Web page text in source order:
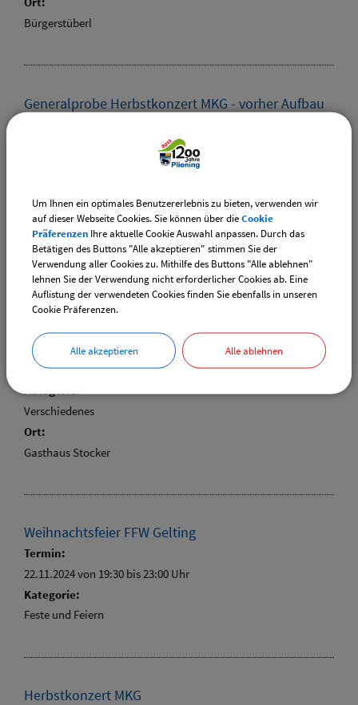
Bürgerstüberl
Generalprobe Herbstkonzert MKG - vorher Aufbau
Konzerte
Ort:
Bürgersaal
Grüner Treff
Termin:
22.11.2024 von 19:00bis 21:00 Uhr
Kategorie:
Verschiedenes
Ort:
Gasthaus Stocker
Weihnachtsfeier FFW Gelting
Termin:
22.11.2024 von 19:30 bis 23:00 Uhr
Kategorie:
Feste und Feiern
Herbstkonzert MKG
Um Ihnen ein optimales Benutzererlebnis zu bieten, verwenden wir
auf dieser Webseite Cookies. Sie können über dieCookie
Präferenzen Ihre aktuelle Cookie Auswahl anpassen. Durch das
Betätigen des Buttons "Alle akzeptieren" stimmen Sie der
Verwendung aller Cookies zu. Mithilfe des Buttons "Alle ablehnen"
lehnen Sie der Verwendung nicht erforderlicher Cookies ab. Eine
Auflistung der verwendeten Cookies finden Sie ebenfalls in unseren
Cookie Präferenzen.
Alle akzeptieren Alle ablehnen